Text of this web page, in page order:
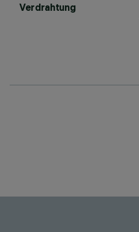
Verdrahtung